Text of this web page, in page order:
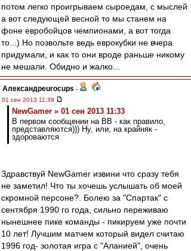
потом легко проигрываем сыроедам, с мыслей
а вот следующей весной то мы станем на
фоне евробойцов чемпионами, а вот тогда
то...) Но позвольте ведь еврокубки не вчера
придумали, и как то они вроде раньше никому
не мешали. Обидно и жалко...
Александрeurocups -
01 сен 2013 11:39
NewGamer » 01 сен 2013 11:33
В первом сообщении на ВВ - как правило,
представляются))) Ну, или, на крайняк -
здороваются
Здравствуй NewGamer извини что сразу тебя
не заметил! Что ты хочешь услышать об моей
скромной персоне?. Болею за "Спартак" с
сентября 1990 го года, сильно переживаю
нынешнее пике команды - пикируем уже почти
10 лет! Лучшим матчем который видел считаю
1996 год- золотая игра с "Аланией", очень